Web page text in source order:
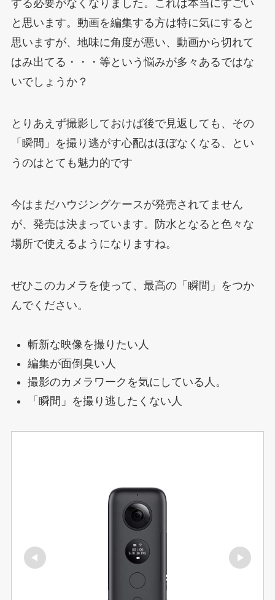
する必要がなくなりました。これは本当にすごい
と思います。動画を編集する方は特に気にすると
思いますが、地味に角度が悪い、動画から切れて
はみ出てる・・・等という悩みが多々あるではな
いでしょうか？
とりあえず撮影しておけば後で見返しても、その
「瞬間」を撮り逃がす心配はほぼなくなる、とい
うのはとても魅力的です
今はまだハウジングケースが発売されてません
が、発売は決まっています。防水となると色々な
場所で使えるようになりますね。
ぜひこのカメラを使って、最高の「瞬間」をつか
んでください。
斬新な映像を撮りたい人
編集が面倒臭い人
撮影のカメラワークを気にしている人。
「瞬間」を撮り逃したくない人